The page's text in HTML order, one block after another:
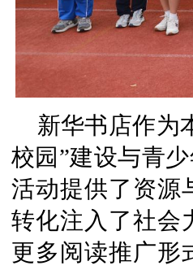
新华书店作为
校园”建设与青
活动提供了资源
转化注入了社会
更多阅读推广形